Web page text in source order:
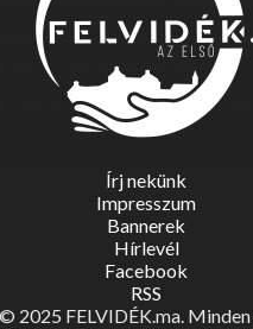
Írj nekünk
Impresszum
Bannerek
Hírlevél
Facebook
RSS
2025 FELVIDÉK.ma.